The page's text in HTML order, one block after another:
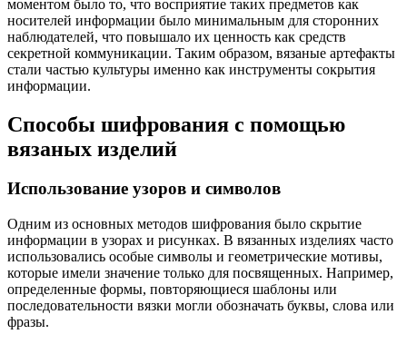
моментом было то, что восприятие таких предметов как
носителей информации было минимальным для сторонних
наблюдателей, что повышало их ценность как средств
секретной коммуникации. Таким образом, вязаные артефакты
стали частью культуры именно как инструменты сокрытия
информации.
Способы шифрования с помощью
вязаных изделий
Использование узоров и символов
Одним из основных методов шифрования было скрытие
информации в узорах и рисунках. В вязанных изделиях часто
использовались особые символы и геометрические мотивы,
которые имели значение только для посвященных. Например,
определенные формы, повторяющиеся шаблоны или
последовательности вязки могли обозначать буквы, слова или
фразы.